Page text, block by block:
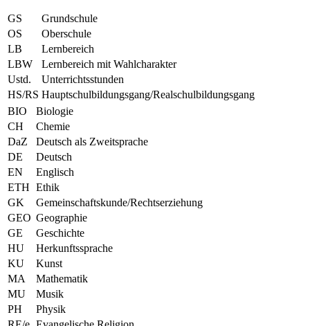
GS
Grundschule
OS
Oberschule
LB
Lernbereich
LBW
Lernbereich mit Wahlcharakter
Ustd.
Unterrichtsstunden
HS/RS Hauptschulbildungsgang/Realschulbildungsgang
BIO
Biologie
CH
Chemie
DaZ
Deutsch als Zweitsprache
DE
Deutsch
EN
Englisch
ETH Ethik
GK
Gemeinschaftskunde/Rechtserziehung
GEO Geographie
GE
Geschichte
HU
Herkunftssprache
KU
Kunst
MA
Mathematik
MU
Musik
PH
Physik